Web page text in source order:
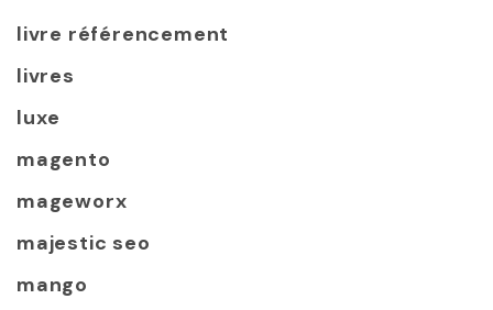
livre référencement
livres
luxe
magento
mageworx
majestic seo
mango